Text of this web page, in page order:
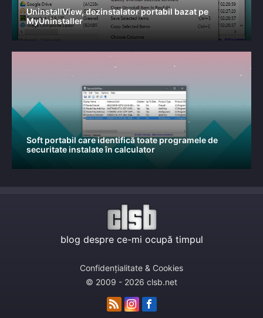
UninstallView, dezinstalator portabil bazat pe
MyUninstaller
Soft portabil care identifică toate programele de
securitate instalate în calculator
blog despre ce-mi ocupă timpul
Confidențialitate & Cookies
© 2009 - 2026 clsb.net